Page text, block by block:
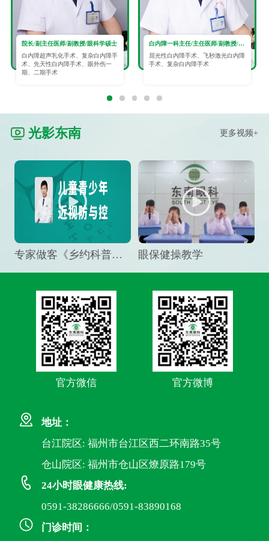
院长/副主任医师/副教授/眼科学硕士
白内障超声乳化手术、复杂白内障手
术、先天性白内障手术、眼外伤一
期、二期手术
白内障一科主任/主任医师/副教授/眼科学硕士
屈光性白内障手术、飞秒激光白内障
手术、复杂白内障手术
光影东南 更多视频+
专家做客《乡约科普》栏目，预防孩子近视竟然这么“简单” 眼保健操教学
官方微信 官方微博
地址：
台江院区: 福州市台江区西二环南路35号
仓山院区: 福州市仓山区燎原路179号
24小时眼健康热线:
0591-38286666/0591-83890168
门诊时间：